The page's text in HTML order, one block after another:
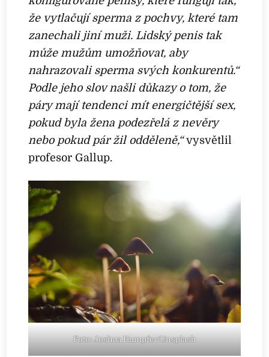
že vytlačují sperma z pochvy, které tam
zanechali jiní muži. Lidský penis tak
může mužům umožňovat, aby
nahrazovali sperma svých konkurentů.“
Podle jeho slov našli důkazy o tom, že
páry mají tendenci mít energičtější sex,
pokud byla žena podezřelá z nevěry
nebo pokud pár žil odděleně,“vysvětlil
profesor Gallup.
Foto: Joshua Humpfer/Unsplash